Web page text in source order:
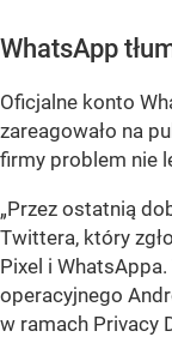
WhatsApp
Oficjalne konto
zareagowało na
firmy problem nie
„Przez ostatnią
Twittera, który
Pixel i
operacyjnego
w ramach Privacy